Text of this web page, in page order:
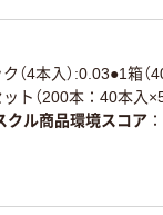
ている
。詳しくはページ下
きます。
（4本入）:0.03●1箱
ト（200本：40本入
クル商品環境スコア